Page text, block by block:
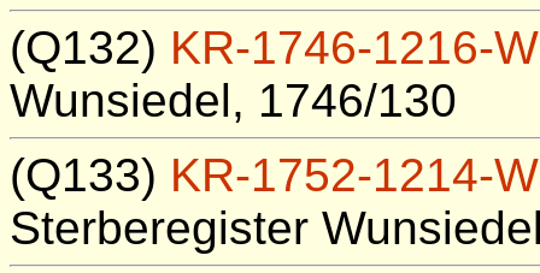
(Q132) KR-1746-1216-
Wunsiedel, 1746/130
(Q133) KR-1752-1214-
Sterberegister